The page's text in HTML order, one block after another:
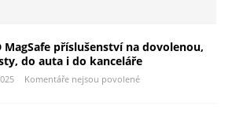
MagSafe příslušenství na dovolenou,
do auta i do kanceláře
Komentáře nejsou povolené